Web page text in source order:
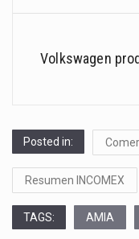
Volkswagen
Posted in:
Resumen INCOMEX
TAGS: AMIA